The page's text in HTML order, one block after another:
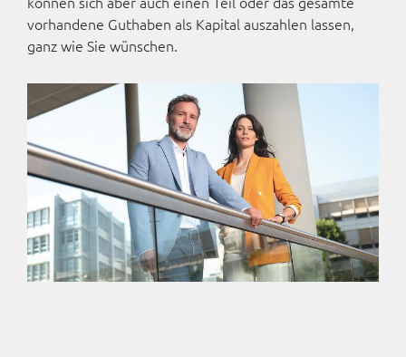
vorhandene Guthaben als Kapital auszahlen lassen,
ganz wie Sie wünschen.